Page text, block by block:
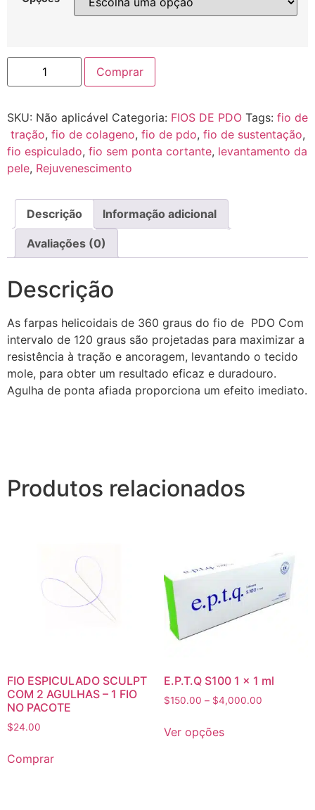
Comprar
SKU: Não aplicável Categoria: FIOS DE PDO Tags: fio de
tração, fio de colageno, fio de pdo, fio de sustentação,
fio espiculado, fio sem ponta cortante, levantamento da
pele, Rejuvenescimento
Descrição Informação adicional
Avaliações (0)
Descrição
As farpas helicoidais de 360 ​​graus do fio de PDO Com
intervalo de 120 graus são projetadas para maximizar a
resistência à tração e ancoragem, levantando o tecido
mole, para obter um resultado eficaz e duradouro.
Agulha de ponta afiada proporciona um efeito imediato.
Produtos relacionados
FIO ESPICULADO SCULPT
COM 2 AGULHAS – 1 FIO
NO PACOTE
$24.00
Comprar
E.P.T.Q S100 1 x 1 ml
$150.00 – $4,000.00
Ver opções